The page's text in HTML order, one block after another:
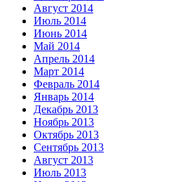
Август 2014
Июль 2014
Июнь 2014
Май 2014
Апрель 2014
Март 2014
Февраль 2014
Январь 2014
Декабрь 2013
Ноябрь 2013
Октябрь 2013
Сентябрь 2013
Август 2013
Июль 2013